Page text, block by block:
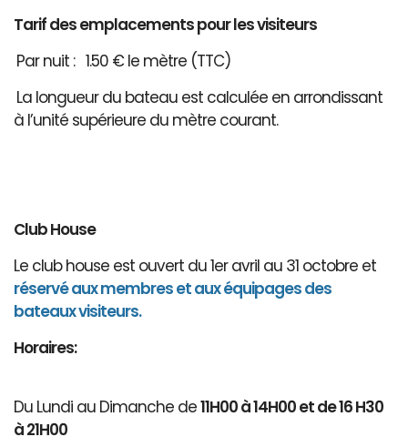
Tarif des emplacements pour les visiteurs
Par nuit : 1.50 € le mètre (TTC)
La longueur du bateau est calculée en arrondissant
à l’unité supérieure du mètre courant.
Club House
Le club house est ouvert du 1er avril au 31 octobre et
réservé aux membres et aux équipages des
bateaux visiteurs.
Horaires:
Du Lundi au Dimanche de11H00 à 14H00 et de 16 H30
à 21H00